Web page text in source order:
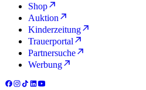
Shop
Auktion
Kinderzeitung
Trauerportal
Partnersuche
Werbung